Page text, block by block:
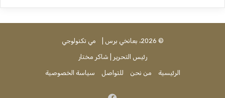
© 2026، بعانخي برس | مي تكنولوجي
رئيس التحرير | شاكر مختار
الرئيسية من نحن للتواصل سياسة الخصوصية